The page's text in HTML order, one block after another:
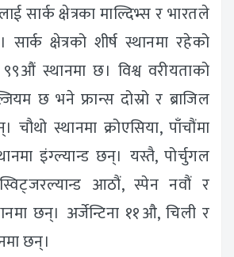
सार्क क्षेत्रका माल्दिभ्स र भारतले
क्षेत्रको शीर्ष स्थानमा रहेको
९९औं स्थानमा छ। विश्व वरीयताको
छ भने फ्रान्स दोस्रो र ब्राजिल
चौथो स्थानमा क्रोएसिया, पाँचौंमा
इंग्ल्यान्ड छन्। यस्तै, पोर्चुगल
आठौं, स्पेन नवौं र
छन्। अर्जेन्टिना ११औ‌, चिली र
छन्।